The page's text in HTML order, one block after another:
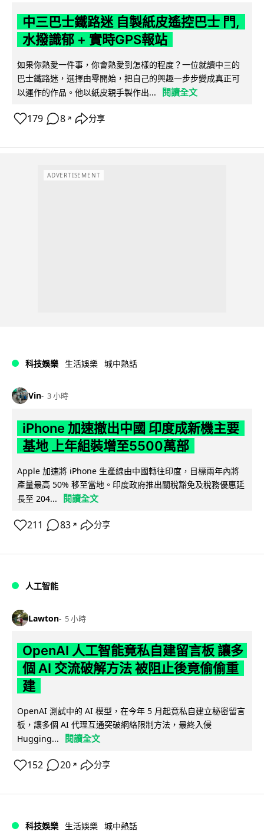
中三巴士鐵路迷 自製紙皮遙控巴士 門,
水撥識郁 + 實時GPS報站
如果你熱愛一件事，你會熱愛到怎樣的程度？一位就讀中三的
巴士鐵路迷，選擇由零開始，把自己的興趣一步步變成真正可
以運作的作品。他以紙皮親手製作出...
閱讀全文
179 8 ↗ 分享
ADVERTISEMENT
科技娛樂 生活娛樂 城中熱話
Vin 3 小時
iPhone 加速撤出中國 印度成新機主要
基地 上年組裝增至5500萬部
Apple 加速將 iPhone 生產線由中國轉往印度，目標兩年內將
產量最高 50% 移至當地。印度政府推出關稅豁免及稅務優惠延
長至 204...
閱讀全文
211 83 ↗ 分享
人工智能
Lawton 5 小時
OpenAI 人工智能竟私自建留言板 讓多
個 AI 交流破解方法 被阻止後竟偷偷重
建
OpenAI 測試中的 AI 模型，在今年 5 月起竟私自建立秘密留言
板，讓多個 AI 代理互通突破網絡限制方法，最終入侵
Hugging...
閱讀全文
152 20 ↗ 分享
科技娛樂 生活娛樂 城中熱話